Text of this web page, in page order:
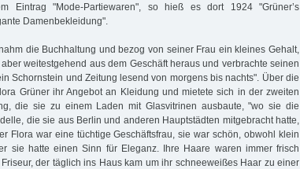
Eintrag "Mode-Partiewaren", so hieß es dort 1924 "Grüner’s
Damenbekleidung".
die Buchhaltung und bezog von seiner Frau ein kleines Gehalt,
weitestgehend aus dem Geschäft heraus und verbrachte seinen
Schornstein und Zeitung lesend von morgens bis nachts". Über die
Grüner ihr Angebot an Kleidung und mietete sich in der zweiten
die sie zu einem Laden mit Glasvitrinen ausbaute, "wo sie die
die sie aus Berlin und anderen Hauptstädten mitgebracht hatte,
Flora war eine tüchtige Geschäftsfrau, sie war schön, obwohl klein
sie hatte einen Sinn für Eleganz. Ihre Haare waren immer frisch
der täglich ins Haus kam um ihr schneeweißes Haar zu einer